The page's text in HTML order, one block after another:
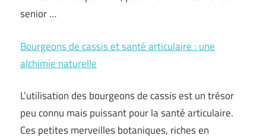
senior …
Bourgeons de cassis et santé articulaire : une
alchimie naturelle
L’utilisation des bourgeons de cassis est un trésor
peu connu mais puissant pour la santé articulaire.
Ces petites merveilles botaniques, riches en